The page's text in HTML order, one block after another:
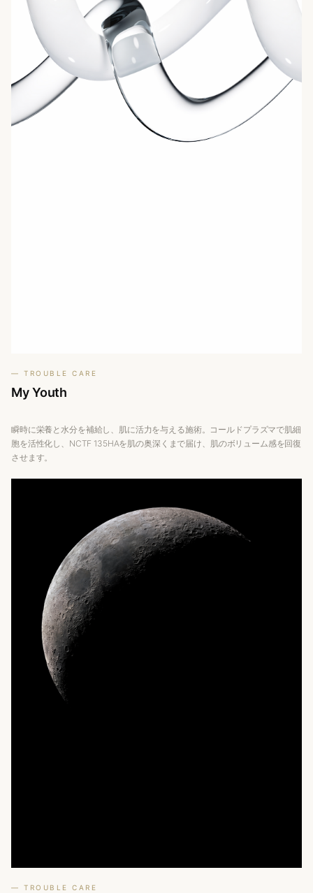
— TROUBLE CARE
MyYouth
瞬時に栄養と水分を補給し、肌に活力を与える施術。コールドプラズマで肌細
胞を活性化し、NCTF 135HAを肌の奥深くまで届け、肌のボリューム感を回復
させます。
— TROUBLE CARE